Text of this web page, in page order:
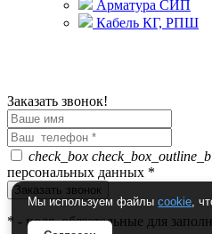
Арматура СИП
Кабель КГ, РПШ
Мы используем файлыcookie,
Заказать звонок!
check_box
персональных данных *
* - поля, обязательные для